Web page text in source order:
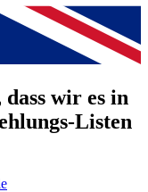
wir es in
Listen